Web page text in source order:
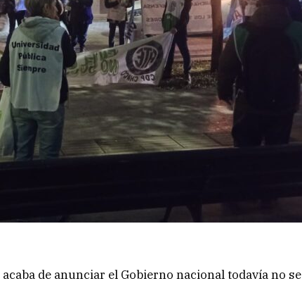
de anunciar el Gobierno nacional todavía no se